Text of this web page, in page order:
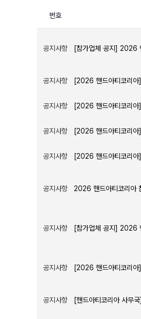
번호
공지사항 [참가업체 공지] 2026
공지사항 [2026 핸드아티코리아
공지사항 [2026 핸드아티코리아
공지사항 [2026 핸드아티코리아
공지사항 [2026 핸드아티코리아
공지사항 2026 핸드아티코리아
공지사항 [참가업체 공지] 2026
공지사항 [2026 핸드아티코리아
공지사항 [핸드아티코리아 사무